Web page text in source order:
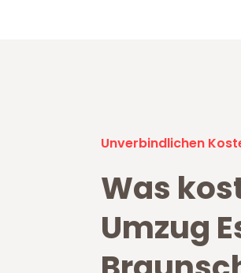
Unverbindlichen
Was
Umzug